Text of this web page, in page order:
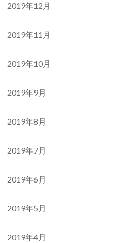
2019年12月
2019年11月
2019年10月
2019年9月
2019年8月
2019年7月
2019年6月
2019年5月
2019年4月